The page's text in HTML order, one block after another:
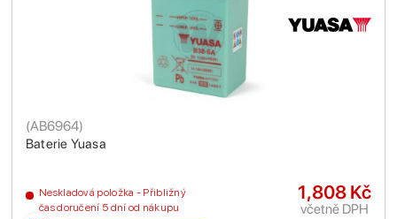
Baterie Yuasa
(AB6964)
Neskladová položka - Přibližný
čas doručení 5 dní od nákupu
1,808 Kč
včetně DPH